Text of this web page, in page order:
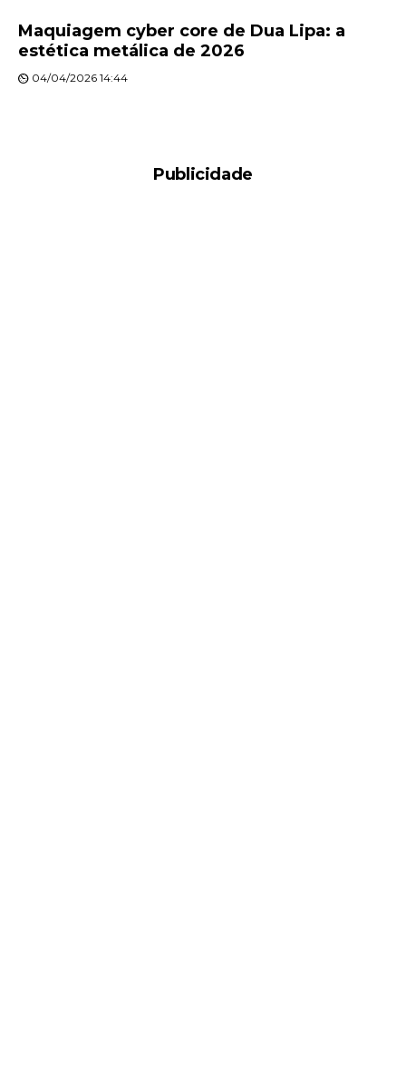
Maquiagem cyber core de Dua Lipa: a
estética metálica de 2026
04/04/2026 14:44
Publicidade